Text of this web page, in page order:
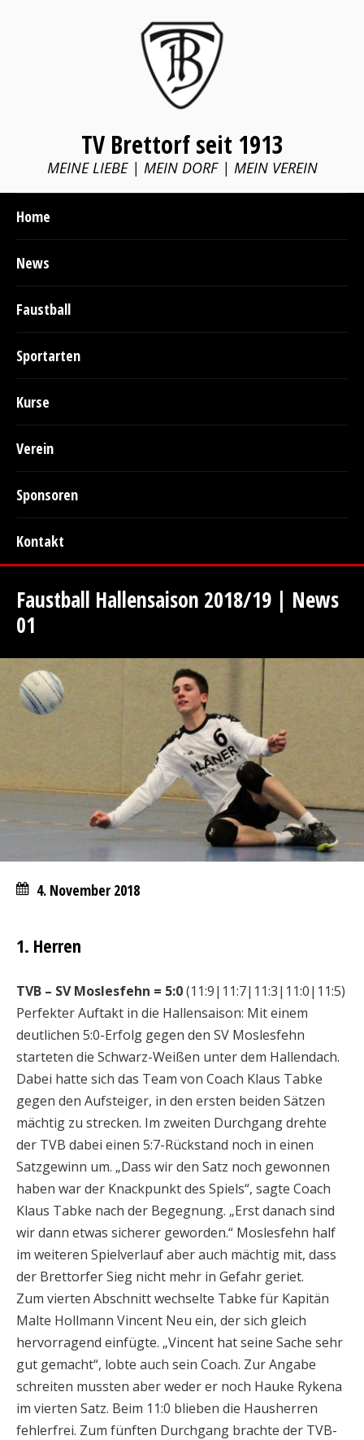
TV Brettorf seit 1913
MEINE LIEBE | MEIN DORF | MEIN VEREIN
Home
News
Faustball
Sportarten
Kurse
Verein
Sponsoren
Kontakt
Faustball Hallensaison 2018/19 | News
01
4. November 2018
1. Herren
TVB – SV Moslesfehn = 5:0(11:9|11:7|11:3|11:0|11:5)
Perfekter Auftakt in die Hallensaison: Mit einem
deutlichen 5:0-Erfolg gegen den SV Moslesfehn
starteten die Schwarz-Weißen unter dem Hallendach.
Dabei hatte sich das Team von Coach Klaus Tabke
gegen den Aufsteiger, in den ersten beiden Sätzen
mächtig zu strecken. Im zweiten Durchgang drehte
der TVB dabei einen 5:7-Rückstand noch in einen
Satzgewinn um. „Dass wir den Satz noch gewonnen
haben war der Knackpunkt des Spiels“, sagte Coach
Klaus Tabke nach der Begegnung. „Erst danach sind
wir dann etwas sicherer geworden.“ Moslesfehn half
im weiteren Spielverlauf aber auch mächtig mit, dass
der Brettorfer Sieg nicht mehr in Gefahr geriet.
Zum vierten Abschnitt wechselte Tabke für Kapitän
Malte Hollmann Vincent Neu ein, der sich gleich
hervorragend einfügte. „Vincent hat seine Sache sehr
gut gemacht“, lobte auch sein Coach. Zur Angabe
schreiten mussten aber weder er noch Hauke Rykena
im vierten Satz. Beim 11:0 blieben die Hausherren
fehlerfrei. Zum fünften Durchgang brachte der TVB-